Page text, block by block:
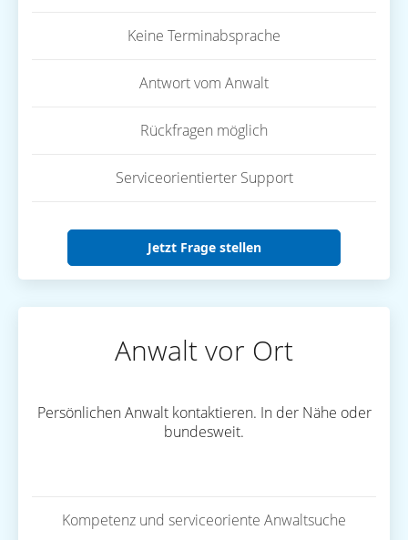
Keine Terminabsprache
Antwort vom Anwalt
Rückfragen möglich
Serviceorientierter Support
Jetzt Frage stellen
Anwalt vor Ort
Persönlichen Anwalt kontaktieren. In der Nähe oder
bundesweit.
Kompetenz und serviceoriente Anwaltsuche